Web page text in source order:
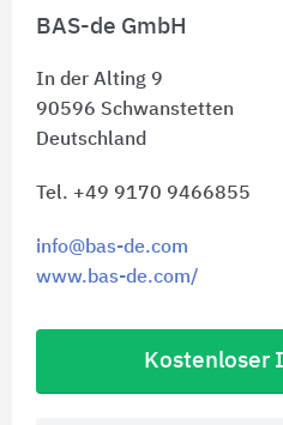
BAS-de GmbH
In der Alting 9
90596 Schwanstetten
Deutschland
Tel. +49 9170 9466855
info@bas-de.com
www.bas-de.com/
Kostenloser